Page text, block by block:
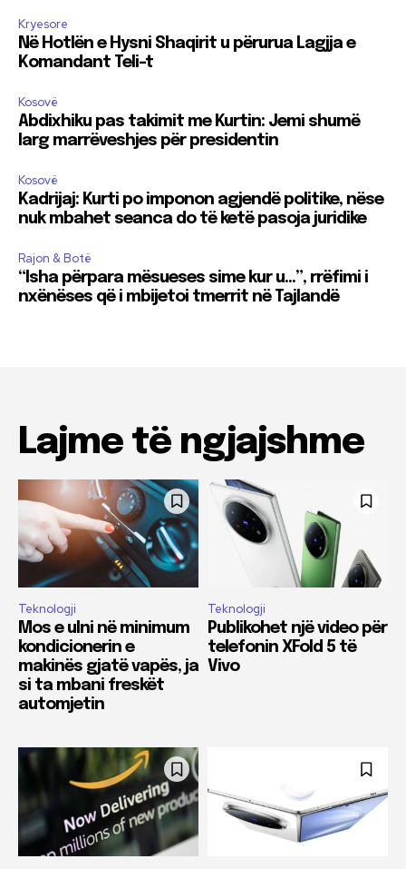
Kryesore
Në Hotlën e Hysni Shaqirit u përurua Lagjja e
Komandant Teli-t
Kosovë
Abdixhiku pas takimit me Kurtin: Jemi shumë
larg marrëveshjes për presidentin
Kosovë
Kadrijaj: Kurti po imponon agjendë politike, nëse
nuk mbahet seanca do të ketë pasoja juridike
Rajon & Botë
“Isha përpara mësueses sime kur u…”, rrëfimi i
nxënëses që i mbijetoi tmerrit në Tajlandë
Lajme të ngjajshme
Teknologji
Mos e ulni në minimum
kondicionerin e
makinës gjatë vapës, ja
si ta mbani freskët
automjetin
Teknologji
Publikohet një video për
telefonin XFold 5 të
Vivo